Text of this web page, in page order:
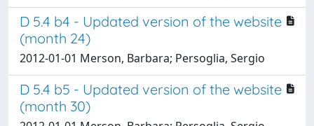
D 5.4 b4 - Updated version of the website
(month 24)
2012-01-01 Merson, Barbara; Persoglia, Sergio
D 5.4 b5 - Updated version of the website
(month 30)